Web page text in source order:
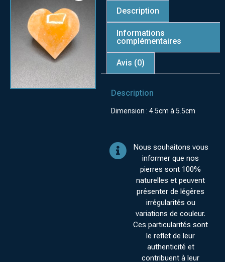
Description
Informations
complémentaires
Avis (0)
Description
Dimension : 4.5cm à 5.5cm
Nous souhaitons vous
informer que nos
pierres sont 100%
naturelles et peuvent
présenter de légères
irrégularités ou
variations de couleur.
Ces particularités sont
le reflet de leur
authenticité et
contribuent à leur